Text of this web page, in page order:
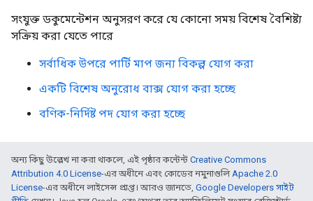
সংযুক্ত ডকুমেন্টেশন অনুসরণ করে যে কোনো সময় বিশেষ বৈশিষ্ট্য
সক্রিয় করা যেতে পারে
সর্বাধিক উপরে পার্টি মাপ জন্য বিকল্প যোগ করা
একটি বিশেষ অনুরোধ বাক্স যোগ করা হচ্ছে
বণিক-নির্দিষ্ট পদ যোগ করা হচ্ছে
অন্য কিছু উল্লেখ না করা থাকলে, এই পৃষ্ঠার কন্টেন্ট Creative Commons
Attribution 4.0 License-এর অধীনে এবং কোডের নমুনাগুলিApache 2.0
License-এর অধীনে লাইসেন্স প্রাপ্ত। আরও জানতে, Google Developers সাইট